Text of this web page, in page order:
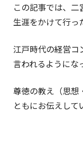
この記事では、二
生涯をかけて行っ
江戸時代の経営コ
言われるようにな
尊徳の教え（思想
ともにお伝えして